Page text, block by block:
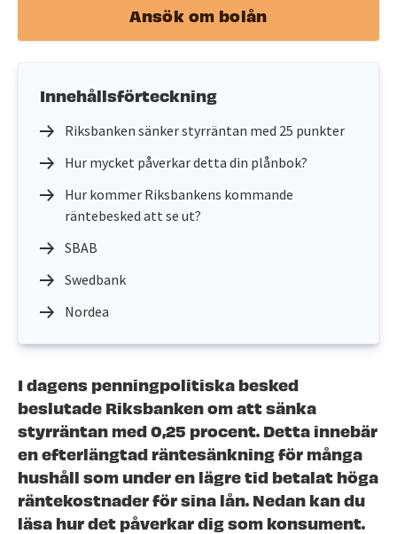
Ansök om bolån
Innehållsförteckning
Riksbanken sänker styrräntan med 25 punkter
Hur mycket påverkar detta din plånbok?
Hur kommer Riksbankens kommande
räntebesked att se ut?
SBAB
Swedbank
Nordea
I dagens penningpolitiska besked
beslutade Riksbanken om att sänka
styrräntan med 0,25 procent. Detta innebär
en efterlängtad räntesänkning för många
hushåll som under en lägre tid betalat höga
räntekostnader för sina lån. Nedan kan du
läsa hur det påverkar dig som konsument.